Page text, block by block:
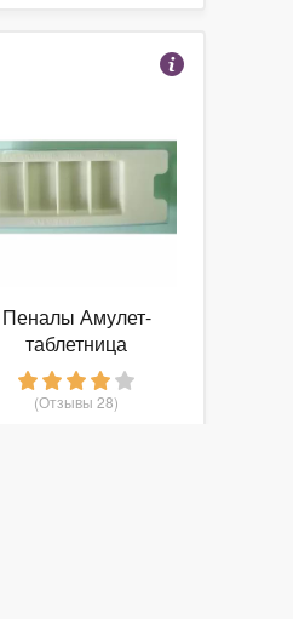
Пеналы Амулет-
таблетница
(Отзывы 28)